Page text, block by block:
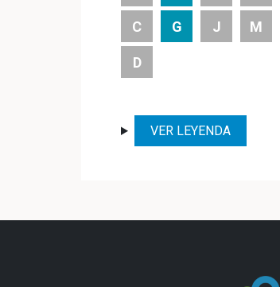
C
D
G J M
VER LEYENDA